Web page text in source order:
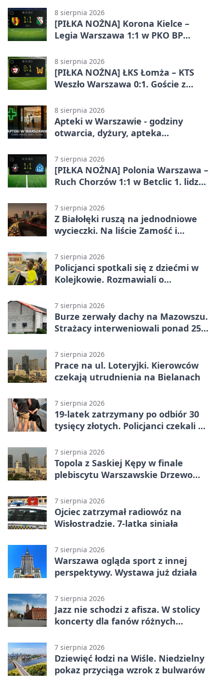
8 sierpnia 2026
[PIŁKA NOŻNA] Korona Kielce –
Legia Warszawa 1:1 w PKO BP
zwycięstwo z rąk
8 sierpnia 2026
[PIŁKA NOŻNA] ŁKS Łomża – KTS
Weszło Warszawa 0:1. Goście z
w Betclic 3. Lidze Grupa 1 (Grupa I)
8 sierpnia 2026
Apteki w Warszawie - godziny
otwarcia, dyżury, apteka
7 sierpnia 2026
[PIŁKA NOŻNA] Polonia Warszawa –
Ruch Chorzów 1:1 w Betclic 1. lidze.
7 sierpnia 2026
Z Białołęki ruszą na jednodniowe
wycieczki. Na liście Zamość i
7 sierpnia 2026
Policjanci spotkali się z dziećmi w
Kolejkowie. Rozmawiali o
7 sierpnia 2026
Burze zerwały dachy na Mazowszu.
Strażacy interweniowali ponad 250
7 sierpnia 2026
Prace na ul. Loteryjki. Kierowców
czekają utrudnienia na Bielanach
7 sierpnia 2026
19-latek zatrzymany po odbiór 30
tysięcy złotych. Policjanci czekali w
7 sierpnia 2026
Topola z Saskiej Kępy w finale
plebiscytu Warszawskie Drzewo
7 sierpnia 2026
Ojciec zatrzymał radiowóz na
Wisłostradzie. 7-latka siniała
7 sierpnia 2026
Warszawa ogląda sport z innej
perspektywy. Wystawa już działa
7 sierpnia 2026
Jazz nie schodzi z afisza. W stolicy
koncerty dla fanów różnych
7 sierpnia 2026
Dziewięć łodzi na Wiśle. Niedzielny
pokaz przyciąga wzrok z bulwarów